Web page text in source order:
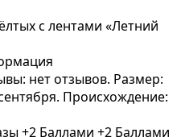
с лентами «Летний
нет отзывов. Размер:
Происхождение:
+2 Баллами +2 Баллами